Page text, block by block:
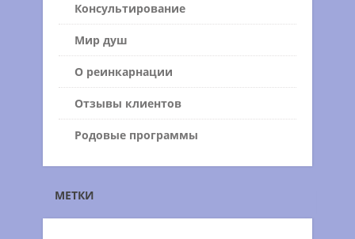
Консультирование
Мир душ
О реинкарнации
Отзывы клиентов
Родовые программы
МЕТКИ